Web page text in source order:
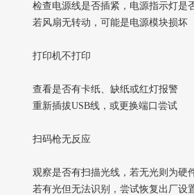
检查电源线是否插紧，电源指示灯是
若风扇无转动，可能是电源模块损坏
打印机不打印‌
查看是否有卡纸、缺纸或红灯报警
重新插拔USB线，或更换端口尝试
扫码枪无反应‌
观察是否有扫描光线，若无光则为硬
若有光但无法识别，尝试恢复出厂设